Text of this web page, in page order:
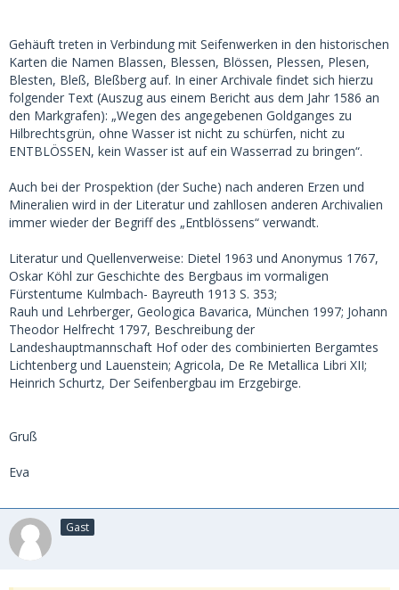
Gehäuft treten in Verbindung mit Seifenwerken in den historischen
Karten die Namen Blassen, Blessen, Blössen, Plessen, Plesen,
Blesten, Bleß, Bleßberg auf. In einer Archivale findet sich hierzu
folgender Text (Auszug aus einem Bericht aus dem Jahr 1586 an
den Markgrafen): „Wegen des angegebenen Goldganges zu
Hilbrechtsgrün, ohne Wasser ist nicht zu schürfen, nicht zu
ENTBLÖSSEN, kein Wasser ist auf ein Wasserrad zu bringen“.
Auch bei der Prospektion (der Suche) nach anderen Erzen und
Mineralien wird in der Literatur und zahllosen anderen Archivalien
immer wieder der Begriff des „Entblössens“ verwandt.
Literatur und Quellenverweise: Dietel 1963 und Anonymus 1767,
Oskar Köhl zur Geschichte des Bergbaus im vormaligen
Fürstentume Kulmbach- Bayreuth 1913 S. 353;
Rauh und Lehrberger, Geologica Bavarica, München 1997; Johann
Theodor Helfrecht 1797, Beschreibung der
Landeshauptmannschaft Hof oder des combinierten Bergamtes
Lichtenberg und Lauenstein; Agricola, De Re Metallica Libri XII;
Heinrich Schurtz, Der Seifenbergbau im Erzgebirge.
Gruß
Eva
Gast